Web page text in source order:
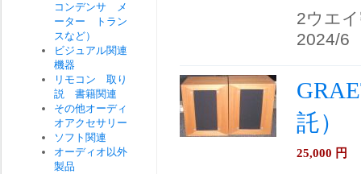
2ウエ
2024/6
託）
25,000 円
コンデンサ メ
ーター トラン
スなど）
ビジュアル関連
機器
リモコン 取り
説 書籍関連
その他オーディ
オアクセサリー
ソフト関連
オーディオ以外
製品